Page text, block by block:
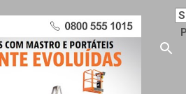
Pular para o conteúdo principal